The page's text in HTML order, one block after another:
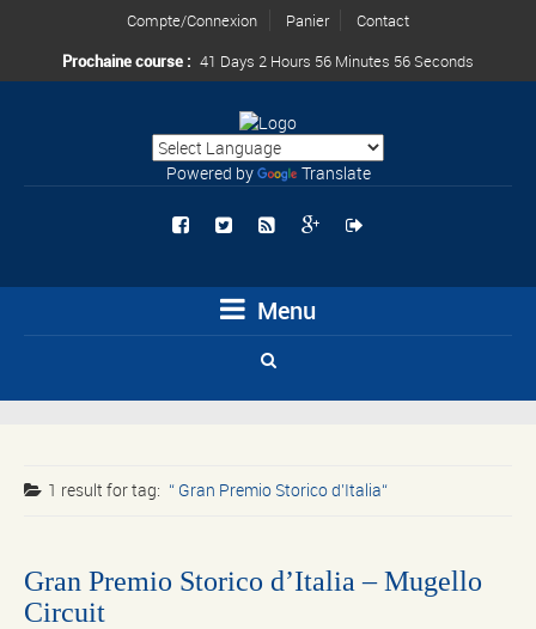
Compte/Connexion Panier
Contact
Prochaine course : 41 Days 2 Hours 56 Minutes 56 Seconds
Powered by Translate
Menu
1 result fortag: Gran Premio Storico d’Italia
Gran Premio Storico d’Italia – Mugello
Circuit